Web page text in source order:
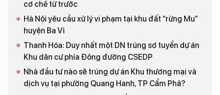
cơ chế từ trước
Hà Nội yêu cầu xử lý vi phạm tại khu đất “rừng Mu”
huyện Ba Vì
Thanh Hóa: Duy nhất một DN trúng sơ tuyển dự án
Khu dân cư phía Đông đường CSEDP
Nhà đầu tư nào sẽ trúng dự án Khu thương mại và
dịch vụ tại phường Quang Hanh, TP Cẩm Phả?